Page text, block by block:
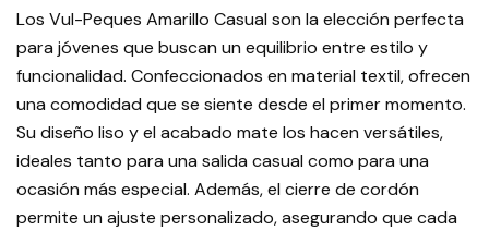
Los Vul-Peques Amarillo Casual son la elección perfecta
para jóvenes que buscan un equilibrio entre estilo y
funcionalidad. Confeccionados en material textil, ofrecen
una comodidad que se siente desde el primer momento.
Su diseño liso y el acabado mate los hacen versátiles,
ideales tanto para una salida casual como para una
ocasión más especial. Además, el cierre de cordón
permite un ajuste personalizado, asegurando que cada